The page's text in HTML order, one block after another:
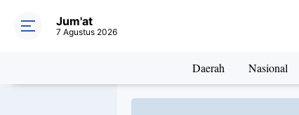
Jum'at
7 Agustus 2026
Daerah Nasional